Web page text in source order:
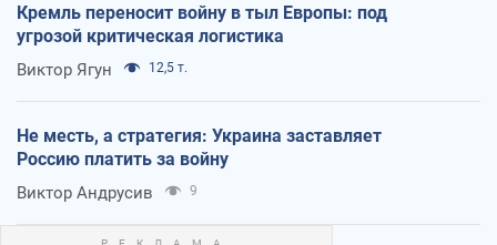
Кремль переносит войну в тыл Европы: под
угрозой критическая логистика
Виктор Ягун 12,5 т.
Не месть, а стратегия: Украина заставляет
Россию платить за войну
Виктор Андрусив 9